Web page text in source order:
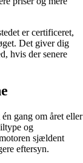
er certificeret,
Det giver dig
hvis der senere
gang om året eller
og
sjældent
eftersyn.